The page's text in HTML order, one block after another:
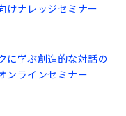
けナレッジセミナー
に学ぶ創造的な対話の
ンラインセミナー